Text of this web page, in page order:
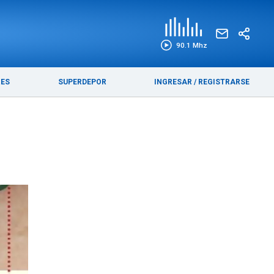
90.1 Mhz
SUPERDEPOR INGRESAR / REGISTRARSE